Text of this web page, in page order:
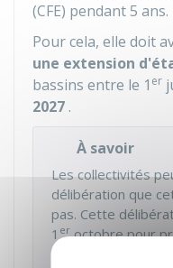
(CFE) pendant 5 ans.
Pour cela, elle doit
une extension
bassins entre le 1 er
2027 .
À savoir
Les collectivités
délibération que
pas. Cette
1 eroctobre pour
l'année suivante.